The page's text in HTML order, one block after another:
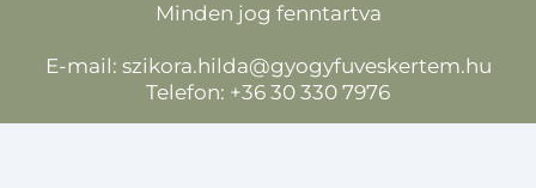
Minden jog fenntartva
E-mail: szikora.hilda@gyogyfuveskertem.hu
Telefon: +36 30 330 7976